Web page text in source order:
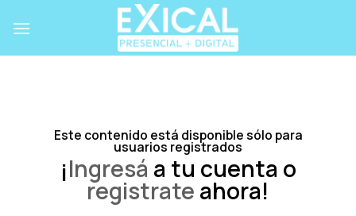
Este contenido está disponible sólo para
usuarios registrados
¡Ingresá a tu cuenta o
registrate ahora!